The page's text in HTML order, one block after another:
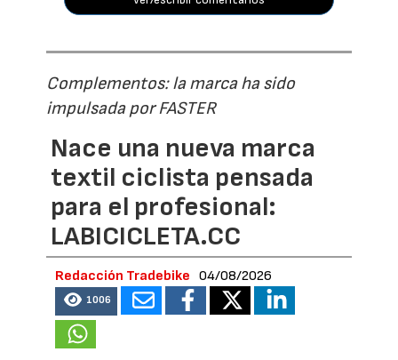
Complementos: la marca ha sido
impulsada por FASTER
Nace una nueva marca
textil ciclista pensada
para el profesional:
LABICICLETA.CC
Redacción Tradebike 04/08/2026
1006